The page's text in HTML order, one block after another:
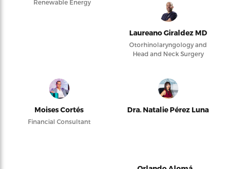
Renewable Energy
Laureano Giraldez MD
Otorhinolaryngology and
Head and Neck Surgery
Moises Cortés
Financial Consultant
Dra. Natalie Pérez Luna